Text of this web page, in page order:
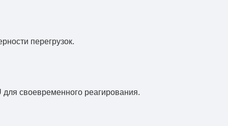
перегрузок.
своевременного реагирования.